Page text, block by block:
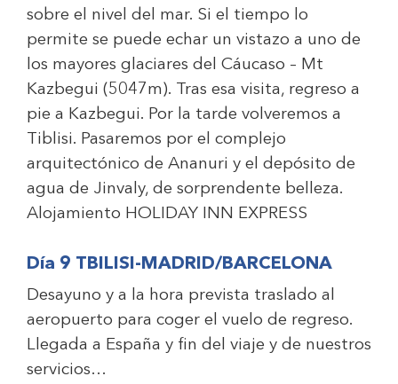
sobre el nivel del mar. Si el tiempo lo
permite se puede echar un vistazo a uno de
los mayores glaciares del Cáucaso – Mt
Kazbegui (5047m). Tras esa visita, regreso a
pie a Kazbegui. Por la tarde volveremos a
Tiblisi. Pasaremos por el complejo
arquitectónico de Ananuri y el depósito de
agua de Jinvaly, de sorprendente belleza.
Alojamiento HOLIDAY INN EXPRESS
Día 9 TBILISI-MADRID/BARCELONA
Desayuno y a la hora prevista traslado al
aeropuerto para coger el vuelo de regreso.
Llegada a España y fin del viaje y de nuestros
servicios…